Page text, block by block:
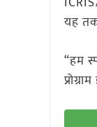
यह
“हम